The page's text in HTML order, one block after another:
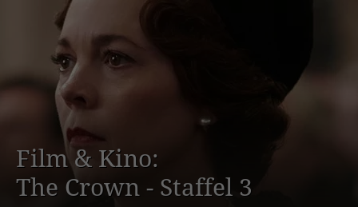
Film & Kino:
The Crown - Staffel 3